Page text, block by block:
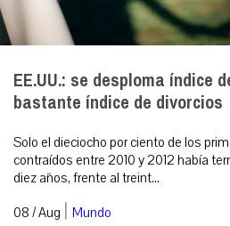
EE.UU.: se desploma índice
bastante índice de divorcios
Solo el dieciocho por ciento de los
contraídos entre 2010 y 2012 había
diez años, frente al treint...
08 / Aug | Mundo